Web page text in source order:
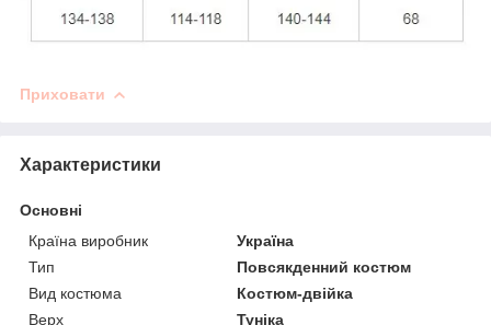
Приховати
Характеристики
Основні
Країна виробник
Україна
Тип
Повсякденний костюм
Вид костюма
Костюм-двійка
Верх
Туніка